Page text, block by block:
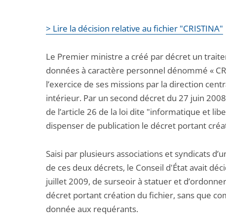
> Lire la décision relative au fichier "CRISTINA"
Le Premier ministre a créé par décret un
données à caractère personnel dénommé «
l’exercice de ses missions par la direction
intérieur. Par un second décret du 27 juin
de l’article 26 de la loi dite "informatique et
dispenser de publication le décret portant
Saisi par plusieurs associations et syndicats
de ces deux décrets, le Conseil d'État avait
juillet 2009, de surseoir à statuer et
décret portant création du fichier, sans que
donnée aux requérants.